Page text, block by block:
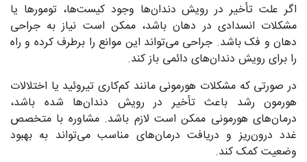
اگر علت تأخیر در رویش دندان‌ها وجود کیست‌ها، تومورها یا
مشکلات انسدادی در دهان باشد، ممکن است نیاز به جراحی
دهان و فک باشد. جراحی می‌تواند این موانع را برطرف کرده و راه
را برای رویش دندان‌های دائمی باز کند.
در صورتی که مشکلات هورمونی مانند کم‌کاری تیروئید یا اختلالات
هورمون رشد باعث تأخیر در رویش دندان‌ها شده باشد،
درمان‌های هورمونی ممکن است لازم باشد. مشاوره با متخصص
غدد درون‌ریز و دریافت درمان‌های مناسب می‌تواند به بهبود
وضعیت کمک کند.